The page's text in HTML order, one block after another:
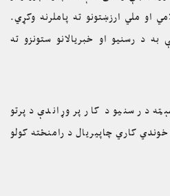
او ملي ارزښتونو ته پاملرنه وکړي.
د رسنيو او خبریالانو ستونزو ته
د رسنيو د کار پر وړاندې د پرتو
کاري چاپيريال د رامنځته کولو